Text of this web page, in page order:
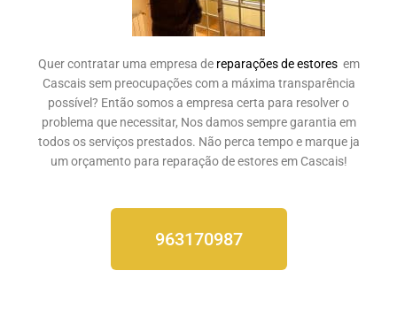
Quer contratar uma empresa de reparações de estores em
Cascais sem preocupações com a máxima transparência
possível? Então somos a empresa certa para resolver o
problema que necessitar, Nos damos sempre garantia em
todos os serviços prestados. Não perca tempo e marque ja
um orçamento para reparação de estores em Cascais!
963170987